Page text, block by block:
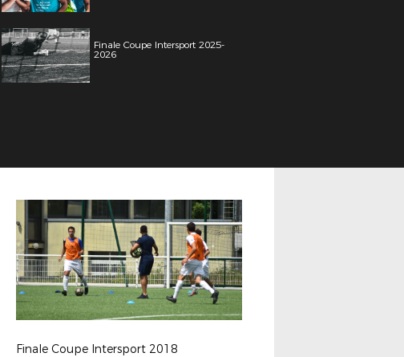
Finale Coupe Intersport 2025-
2026
Finale Coupe Intersport 2018